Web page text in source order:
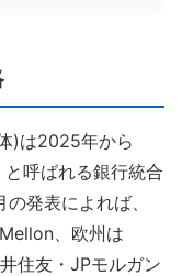
)は2025年から
呼ばれる銀行統合
発表によれば、
、欧州は
住友・JPモルガン